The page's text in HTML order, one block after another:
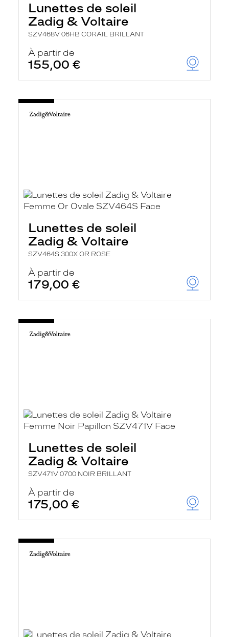
Lunettes de soleil
Zadig & Voltaire
SZV468V 06HB CORAIL BRILLANT
À partir de
155,00 €
Lunettes de soleil
Zadig & Voltaire
SZV464S 300X OR ROSE
À partir de
179,00 €
Lunettes de soleil
Zadig & Voltaire
SZV471V 0700 NOIR BRILLANT
À partir de
175,00 €